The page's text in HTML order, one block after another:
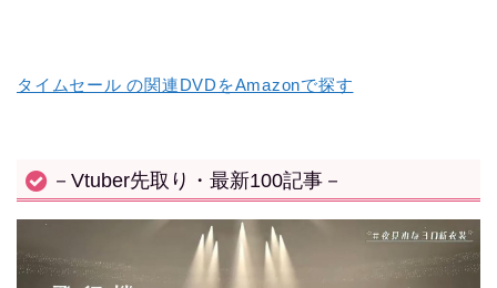
タイムセール の関連DVDをAmazonで探す
－Vtuber先取り・最新100記事－